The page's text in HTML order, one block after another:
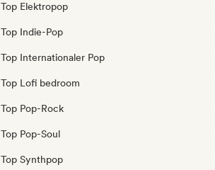
Top Elektropop
Top Indie-Pop
Top Internationaler Pop
Top Lofi bedroom
Top Pop-Rock
Top Pop-Soul
Top Synthpop